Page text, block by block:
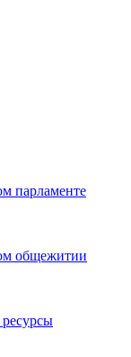
парламенте
общежитии